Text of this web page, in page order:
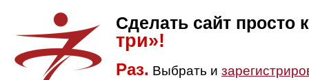
Сделать сайт просто
три»!
Раз. Выбрать и